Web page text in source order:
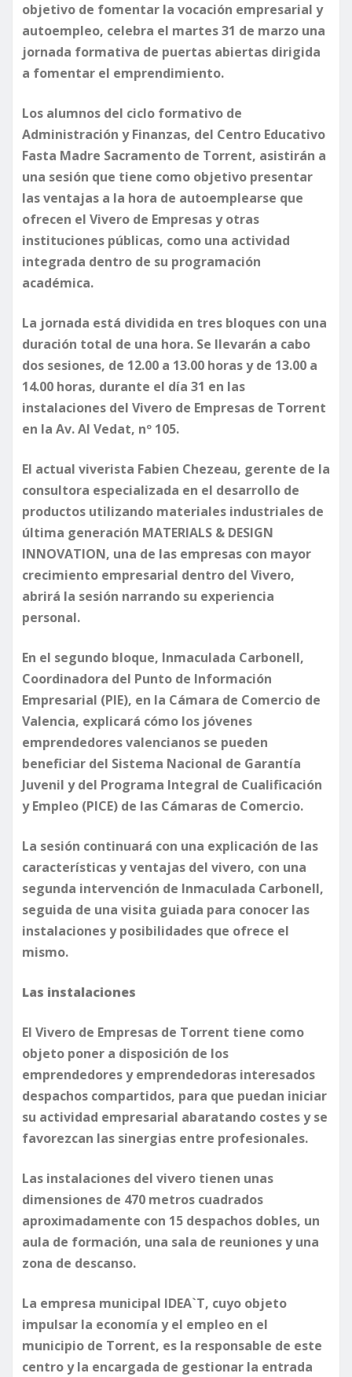
objetivo de fomentar la vocación empresarial y
autoempleo, celebra el martes 31 de marzo una
jornada formativa de puertas abiertas dirigida
a fomentar el emprendimiento.
Los alumnos del ciclo formativo de
Administración y Finanzas, del Centro Educativo
Fasta Madre Sacramento de Torrent, asistirán a
una sesión que tiene como objetivo presentar
las ventajas a la hora de autoemplearse que
ofrecen el Vivero de Empresas y otras
instituciones públicas, como una actividad
integrada dentro de su programación
académica.
La jornada está dividida en tres bloques con una
duración total de una hora. Se llevarán a cabo
dos sesiones, de 12.00 a 13.00 horas y de 13.00 a
14.00 horas, durante el día 31 en las
instalaciones del Vivero de Empresas de Torrent
en la Av. Al Vedat, nº 105.
El actual viverista Fabien Chezeau, gerente de la
consultora especializada en el desarrollo de
productos utilizando materiales industriales de
última generación MATERIALS & DESIGN
INNOVATION, una de las empresas con mayor
crecimiento empresarial dentro del Vivero,
abrirá la sesión narrando su experiencia
personal.
En el segundo bloque, Inmaculada Carbonell,
Coordinadora del Punto de Información
Empresarial (PIE), en la Cámara de Comercio de
Valencia, explicará cómo los jóvenes
emprendedores valencianos se pueden
beneficiar del Sistema Nacional de Garantía
Juvenil y del Programa Integral de Cualificación
y Empleo (PICE) de las Cámaras de Comercio.
La sesión continuará con una explicación de las
características y ventajas del vivero, con una
segunda intervención de Inmaculada Carbonell,
seguida de una visita guiada para conocer las
instalaciones y posibilidades que ofrece el
mismo.
Las instalaciones
El Vivero de Empresas de Torrent tiene como
objeto poner a disposición de los
emprendedores y emprendedoras interesados
despachos compartidos, para que puedan iniciar
su actividad empresarial abaratando costes y se
favorezcan las sinergias entre profesionales.
Las instalaciones del vivero tienen unas
dimensiones de 470 metros cuadrados
aproximadamente con 15 despachos dobles, un
aula de formación, una sala de reuniones y una
zona de descanso.
La empresa municipal IDEA`T, cuyo objeto
impulsar la economía y el empleo en el
municipio de Torrent, es la responsable de este
centro y la encargada de gestionar la entrada